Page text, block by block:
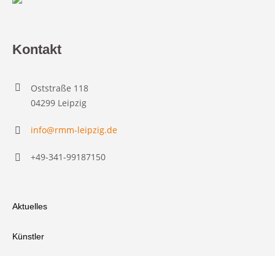
Kontakt
Oststraße 118
04299 Leipzig
info@rmm-leipzig.de
+49-341-99187150
Aktuelles
Künstler